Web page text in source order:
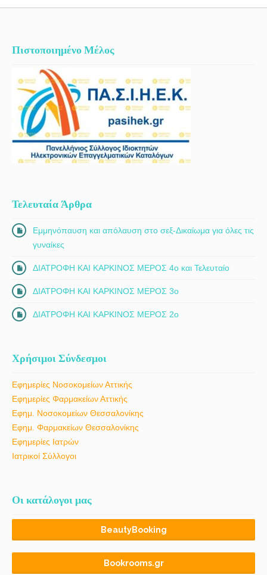
Πιστοποιημένο Μέλος
Τελευταία Άρθρα
Εμμηνόπαυση και απόλαυση στο σεξ-Δικαίωμα για όλες τις
γυναίκες
ΔΙΑΤΡΟΦΗ ΚΑΙ ΚΑΡΚΙΝΟΣ ΜΕΡΟΣ 4ο και Τελευταίο
ΔΙΑΤΡΟΦΗ ΚΑΙ ΚΑΡΚΙΝΟΣ ΜΕΡΟΣ 3ο
ΔΙΑΤΡΟΦΗ ΚΑΙ ΚΑΡΚΙΝΟΣ ΜΕΡΟΣ 2ο
Χρήσιμοι Σύνδεσμοι
Εφημερίες Νοσοκομείων Αττικής
Εφημερίες Φαρμακείων Αττικής
Εφημ. Νοσοκομείων Θεσσαλονίκης
Εφημ. Φαρμακείων Θεσσαλονίκης
Εφημερίες Ιατρών
Ιατρικοί Σύλλογοι
Οι κατάλογοι μας
BeautyBooking
Bookrooms.gr